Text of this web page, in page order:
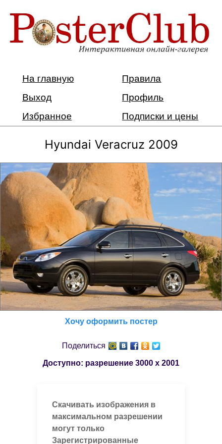
На главную
Правила
Выход
Профиль
Избранное
Подписки и цены
Hyundai Veracruz 2009
Хочу оформить постер
Поделиться
Доступно: разрешение 3000 x 2001
Скачивать изображения в
максимальном разрешении
могут только
Зарегистрированные